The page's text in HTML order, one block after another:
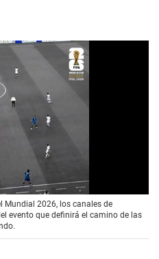
Mundial 2026, los canales de
evento que definirá el camino de las